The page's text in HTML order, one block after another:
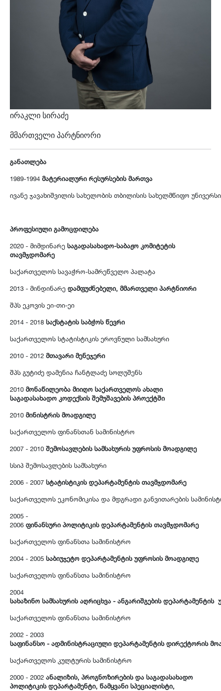
ირაკლი სირაძე
მმართველი პარტნიორი
განათლება
1989-1994 მატერიალური რესურსების მართვა
ივანე ჯავახიშვილის სახელობის თბილისის სახელმწიფო
პროფესიული გამოცდილება
2020 - მიმდინარე საგადასახადო-საბაჟო კომიტეტის
თავმჯდომარე
საქართველოს სავაჭრო-სამრეწველო პალატა
2013 - მინდინარე დამფუძნებელი, მმართველი პარტნიორი
შპს ეკოვის ეი-თი-ეი
2014 - 2018 საქსტატის საბჭოს წევრი
საქართველოს სტატისტიკის ეროვნული სამსახური
2010 - 2012 მთავარი მენეჯერი
შპს გუტიძე დამენია ჩანტლაძე სოლუშენს
2010 მონაწილეობა მიიღო საქართველოს ახალი
საგადასახადო კოდექსის შემუშავების პროექტში
2010 მინისტრის მოადგილე
საქართველოს ფინანსთან სამინისტრო
2007 - 2010 შემოსავლების სამსახურის უფროსის მოადგილე
სსიპ შემოსავლების სამსახური
2006 - 2007 სტატისტიკის დეპარტამენტის თავმჯდომარე
საქართველოს ეკონომიკისა და მდგრადი განვითარების
2005 -
2006 ფინანსური პოლიტიკის დეპარტამენტის თავმჯდომარე
საქართველოს ფინანსთა სამინისტრო
2004 - 2005 საბიუჯეტო დეპარტამენტის უფროსის მოადგილე
საქართველოს ფინანსთა სამინისტრო
2004
სახაზინო სამსახურის აღრიცხვა - ანგარიშგების დეპარტამენტის
საქართველოს ფინანსთა სამინისტრო
2002 - 2003
საფინანსო - ადმინისტრაციული დეპარტამენტის დირექტორის
საქართველოს კულტურის სამინისტრო
2000 - 2002 ანალიზის, პროგნოზირების და საგადასახადო
პოლიტიკის დეპარტამენტი, წამყვანი სპეციალისტი,